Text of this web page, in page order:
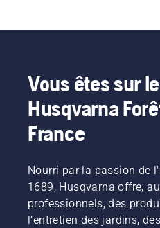
Vous êtes sur
Husqvarna
France
Nourri par la passion de
1689, Husqvarna offre,
professionnels, des
l’entretien des jardins,